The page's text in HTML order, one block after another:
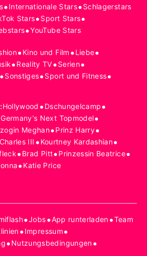
•Internationale Stars•Schlagerstars
Stars•Sport Stars•
•YouTube Stars
•Kino und Film •Liebe•
•Reality TV•Serien•
•Sonstiges•Sport und Fitness•
:Hollywood •Dschungelcamp•
Germany's Next Topmodel•
Meghan•Prinz Harry•
III •Kourtney Kardashian•
•Brad Pitt•Prinzessin Beatrice•
•Katie Price
•Jobs•App runterladen•Team
•Impressum•
•Nutzungsbedingungen•